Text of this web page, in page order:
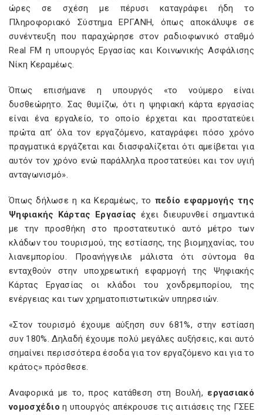
ώρες σε σχέση με πέρυσι καταγράφει ήδη το
Πληροφοριακό Σύστημα ΕΡΓΑΝΗ, όπως αποκάλυψε σε
συνέντευξη που παραχώρησε στον ραδιοφωνικό σταθμό
Real FM η υπουργός Εργασίας και Κοινωνικής Ασφάλισης
Νίκη Κεραμέως.
Όπως επισήμανε η υπουργός «το νούμερο είναι
δυσθεώρητο. Σας θυμίζω, ότι η ψηφιακή κάρτα εργασίας
είναι ένα εργαλείο, το οποίο έρχεται και προστατεύει
πρώτα απ’ όλα τον εργαζόμενο, καταγράφει πόσο χρόνο
πραγματικά εργάζεται και διασφαλίζεται ότι αμείβεται για
αυτόν τον χρόνο ενώ παράλληλα προστατεύει και τον υγιή
ανταγωνισμό».
Όπως δήλωσε η κα Κεραμέως, το πεδίο εφαρμογής της
Ψηφιακής Κάρτας Εργασίας έχει διευρυνθεί σημαντικά
με την προσθήκη στο προστατευτικό αυτό μέτρο των
κλάδων του τουρισμού, της εστίασης, της βιομηχανίας, του
λιανεμπορίου. Προανήγγειλε μάλιστα ότι σύντομα θα
ενταχθούν στην υποχρεωτική εφαρμογή της Ψηφιακής
Κάρτας Εργασίας οι κλάδοι του χονδρεμπορίου, της
ενέργειας και των χρηματοπιστωτικών υπηρεσιών.
«Στον τουρισμό έχουμε αύξηση συν 681%, στην εστίαση
συν 180%. Δηλαδή έχουμε πολύ μεγάλες αυξήσεις, και αυτό
σημαίνει περισσότερα έσοδα για τον εργαζόμενο και για το
κράτος» πρόσθεσε.
Αναφορικά με το, προς κατάθεση στη Βουλή, εργασιακό
νομοσχέδιο η υπουργός απέκρουσε τις αιτιάσεις της ΓΣΕΕ